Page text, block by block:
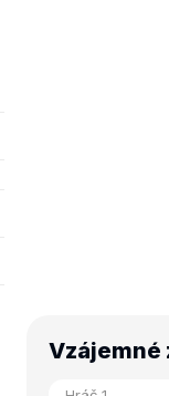
Vzájemné